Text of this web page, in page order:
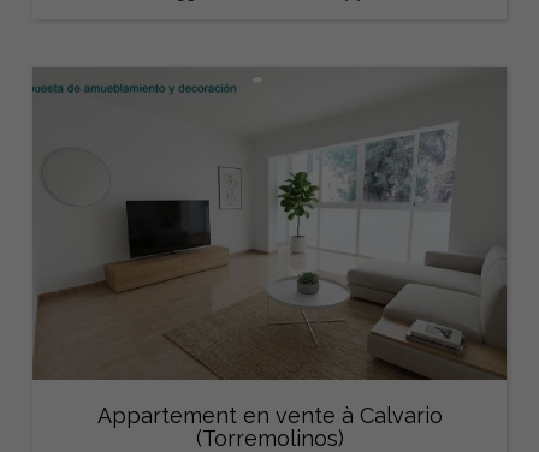
Appartement en vente à Calvario
(Torremolinos)